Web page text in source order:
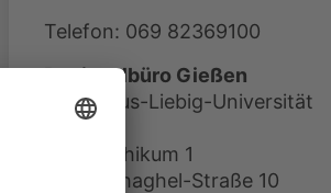
Telefon: 069 82369100
Regionalbüro Gießen
c/o Justus-Liebig-Universität
Gießen
Philosophikum 1
Otto-Behaghel-Straße 10